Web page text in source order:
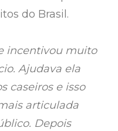
do Brasil.
incentivou muito
Ajudava ela
caseiros e isso
articulada
Depois